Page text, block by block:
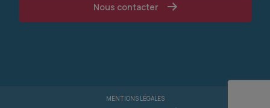
Nous contacter
MENTIONS LÉGALES